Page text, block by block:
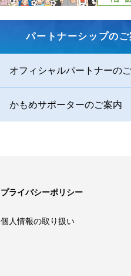
パートナーシップのご
オフィシャルパートナーの
かもめサポーターのご案内
プライバシーポリシー
個人情報の取り扱い